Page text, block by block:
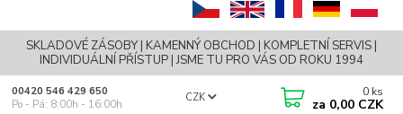
SKLADOVÉ ZÁSOBY | KAMENNÝ OBCHOD | KOMPLETNÍ SERVIS |
INDIVIDUÁLNÍ PŘÍSTUP | JSME TU PRO VÁS OD ROKU 1994
CZK
00420 546 429 650
Po - Pá: 8:00h - 16:00h
0 ks
za 0,00 CZK